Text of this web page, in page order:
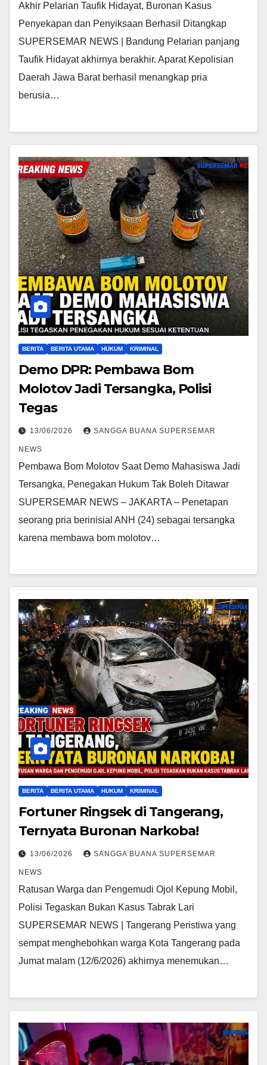
Akhir Pelarian Taufik Hidayat, Buronan Kasus
Penyekapan dan Penyiksaan Berhasil Ditangkap
SUPERSEMAR NEWS | Bandung Pelarian panjang
Taufik Hidayat akhirnya berakhir. Aparat Kepolisian
Daerah Jawa Barat berhasil menangkap pria
berusia…
BERITA BERITA UTAMA HUKUM KRIMINAL
Demo DPR: Pembawa Bom
Molotov Jadi Tersangka, Polisi
Tegas
13/06/2026 SANGGA BUANA SUPERSEMAR
NEWS
Pembawa Bom Molotov Saat Demo Mahasiswa Jadi
Tersangka, Penegakan Hukum Tak Boleh Ditawar
SUPERSEMAR NEWS – JAKARTA – Penetapan
seorang pria berinisial ANH (24) sebagai tersangka
karena membawa bom molotov…
BERITA BERITA UTAMA HUKUM KRIMINAL
Fortuner Ringsek di Tangerang,
Ternyata Buronan Narkoba!
13/06/2026 SANGGA BUANA SUPERSEMAR
NEWS
Ratusan Warga dan Pengemudi Ojol Kepung Mobil,
Polisi Tegaskan Bukan Kasus Tabrak Lari
SUPERSEMAR NEWS | Tangerang Peristiwa yang
sempat menghebohkan warga Kota Tangerang pada
Jumat malam (12/6/2026) akhirnya menemukan…